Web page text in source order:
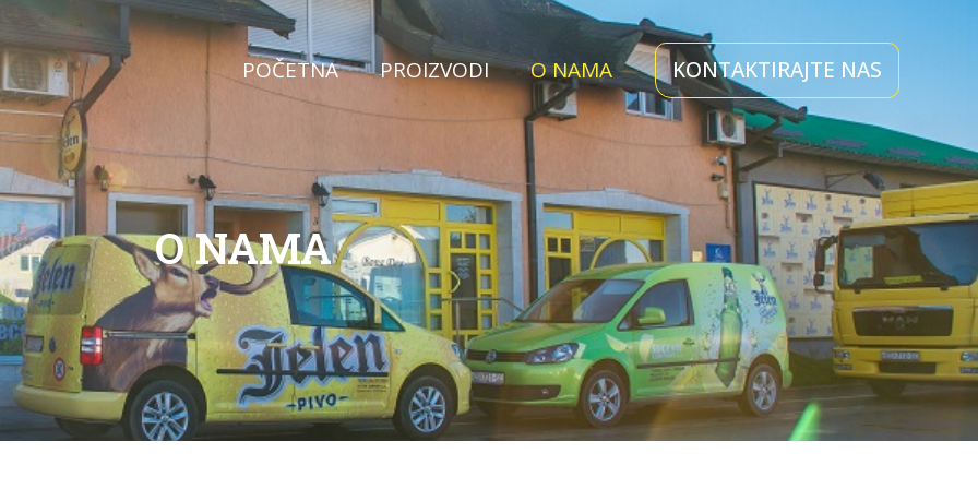
POČETNA PROIZVODI O NAMA KONTAKTIRAJTE NAS
O NAMA